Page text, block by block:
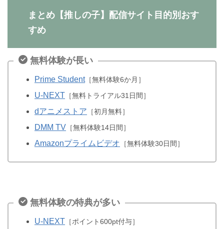
まとめ【推しの子】配信サイト目的別おす
すめ
無料体験が長い
Prime Student［無料体験6か月］
U-NEXT ［無料トライアル31日間］
dアニメストア ［初月無料］
DMM TV ［無料体験14日間］
Amazonプライムビデオ ［無料体験30日間］
無料体験の特典が多い
U-NEXT ［ポイント600pt付与］